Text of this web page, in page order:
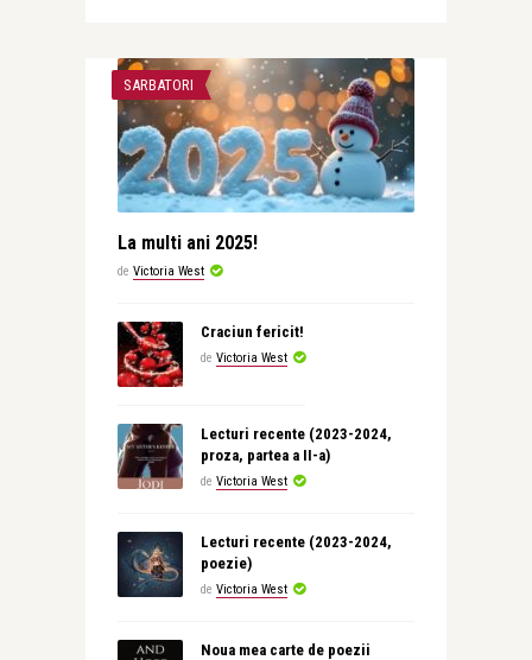
SARBATORI
La multi ani 2025!
de Victoria West
Craciun fericit!
de Victoria West
Lecturi recente (2023-2024,
proza, partea a II-a)
de Victoria West
Lecturi recente (2023-2024,
poezie)
de Victoria West
Noua mea carte de poezii